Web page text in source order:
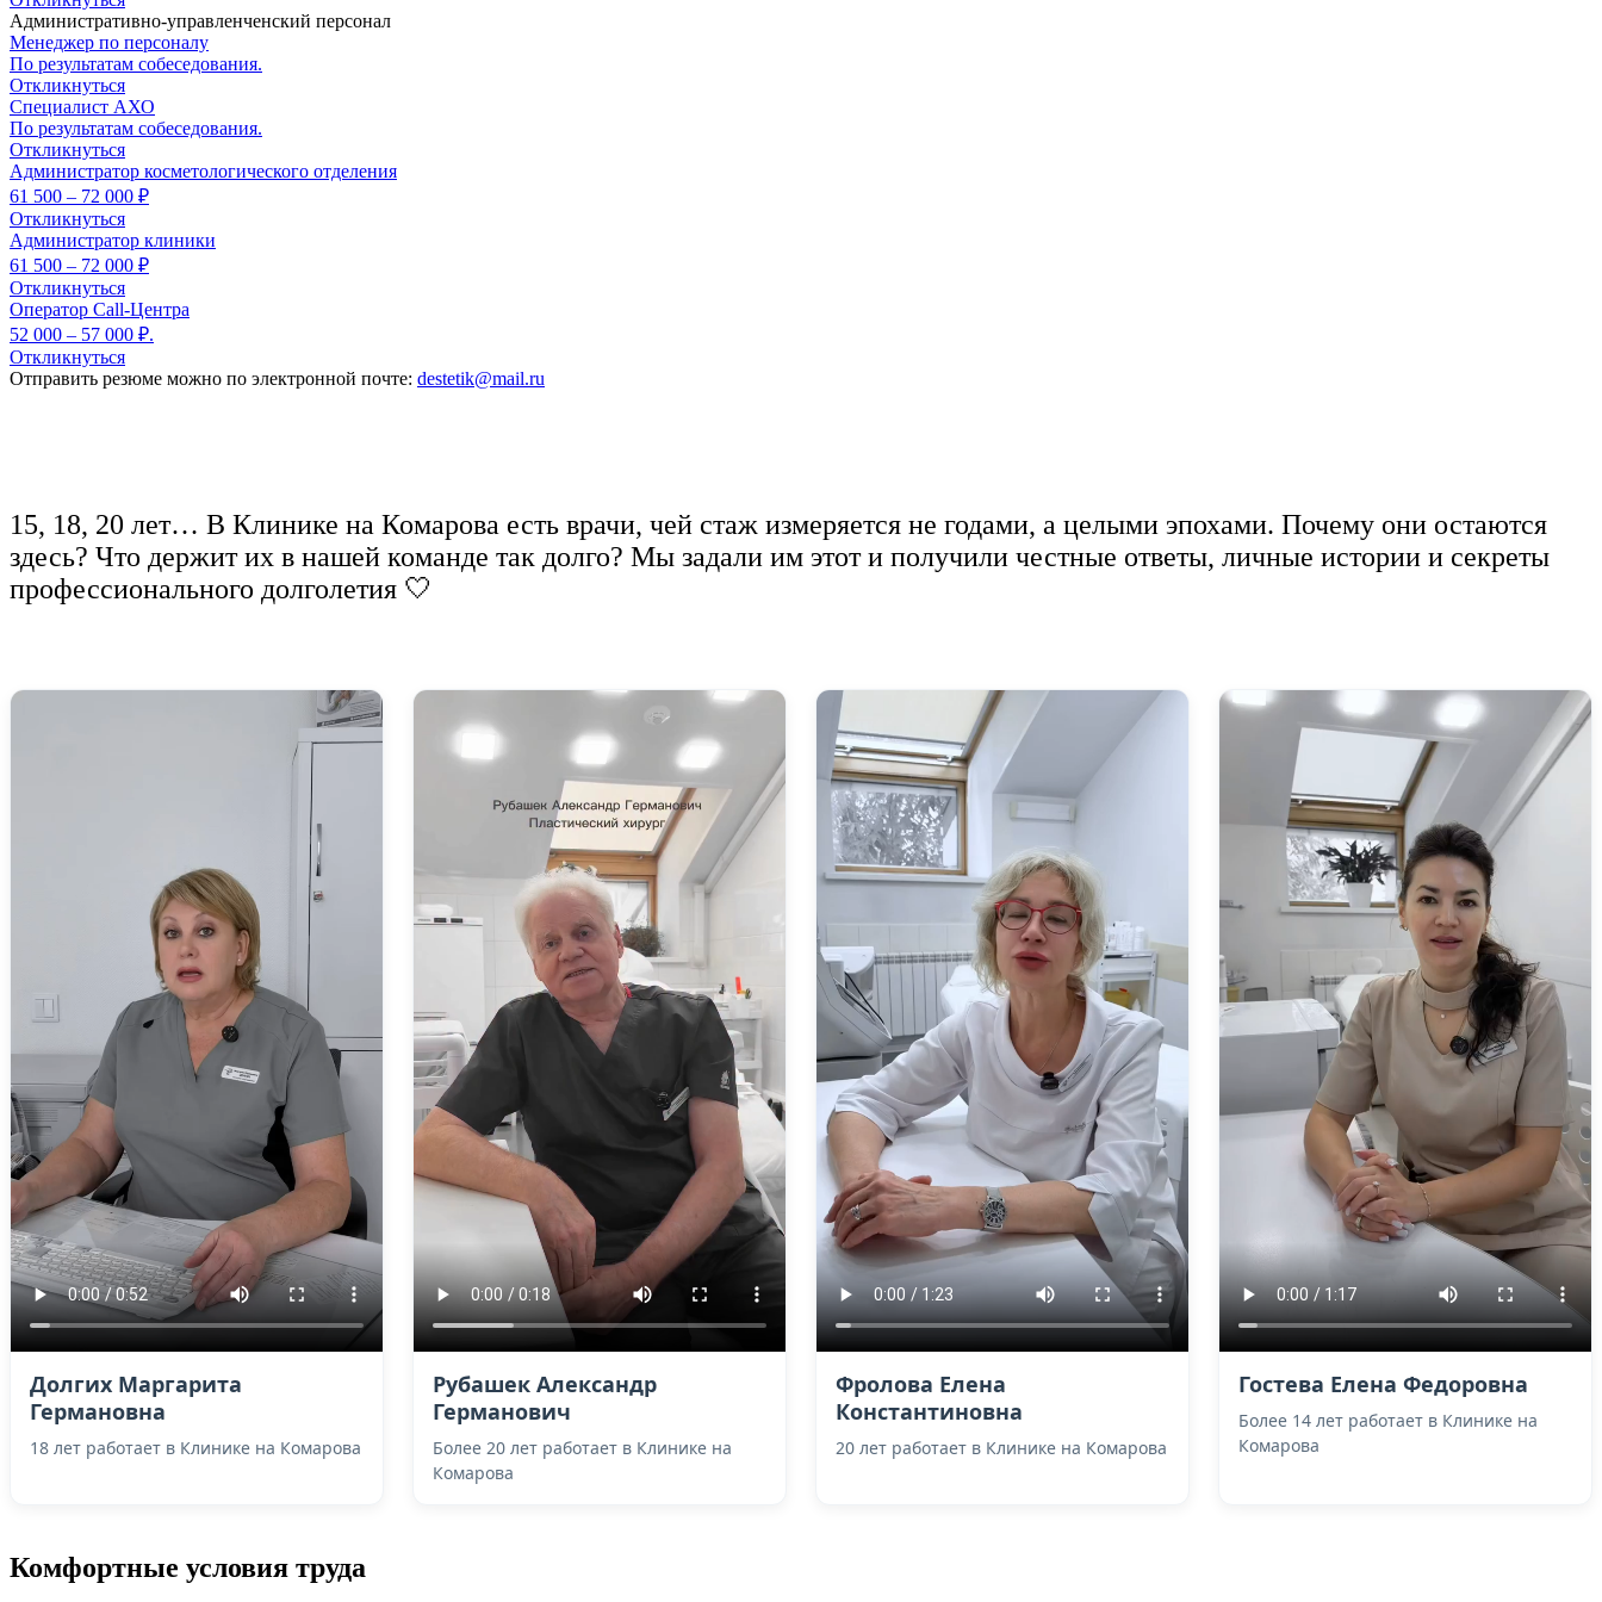
Административно-управленченский персонал
Менеджер по персоналу
По результатам собеседования.
Откликнуться
Специалист АХО
По результатам собеседования.
Откликнуться
Администратор косметологического отделения
61 500 – 72 000 ₽
Откликнуться
Администратор клиники
61 500 – 72 000 ₽
Откликнуться
Оператор Call-Центра
52 000 – 57 000 ₽.
Откликнуться
Отправить резюме можно по электронной почте: destetik@mail.ru
15, 18, 20 лет… В Клинике на Комарова есть врачи, чей стаж измеряется не годами, а целыми эпохами. Почему они остаются
здесь? Что держит их в нашей команде так долго? Мы задали им этот и получили честные ответы, личные истории и секреты
профессионального долголетия 🤍
Долгих Маргарита
Германовна
18 лет работает в Клинике на Комарова
Рубашек Александр
Германович
Более 20 лет работает в Клинике на
Комарова
Фролова Елена
Константиновна
20 лет работает в Клинике на Комарова
Гостева Елена Федоровна
Более 14 лет работает в Клинике на
Комарова
Комфортные условия труда